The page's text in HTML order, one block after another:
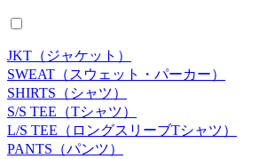
JKT（ジャケット）
SWEAT（スウェット・パーカー）
SHIRTS（シャツ）
S/S TEE（Tシャツ）
L/S TEE（ロングスリーブTシャツ）
PANTS（パンツ）